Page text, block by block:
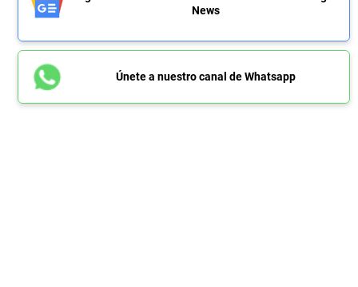
News
Únete a nuestro canal de Whatsapp